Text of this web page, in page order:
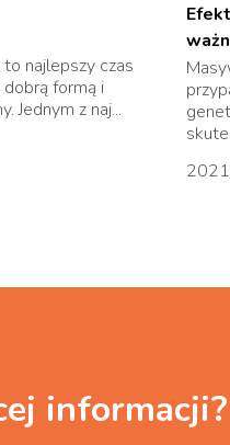
najlepszy czas
formą i
Jednym z naj...
informacji?